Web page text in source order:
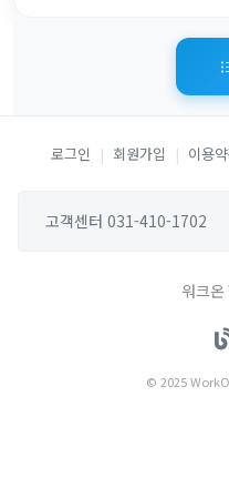
로그인 | 회원가입 | 이용
고객센터 031-410-1702
워크
© 2025